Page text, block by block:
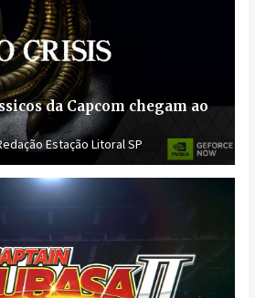
da Capcom chegam ao
Estação Litoral SP